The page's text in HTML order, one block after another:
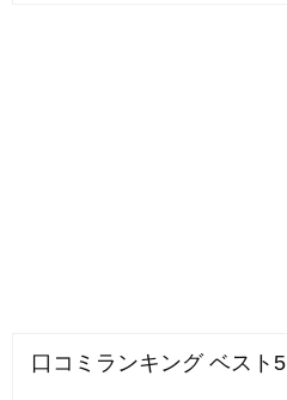
口コミランキング ベスト5